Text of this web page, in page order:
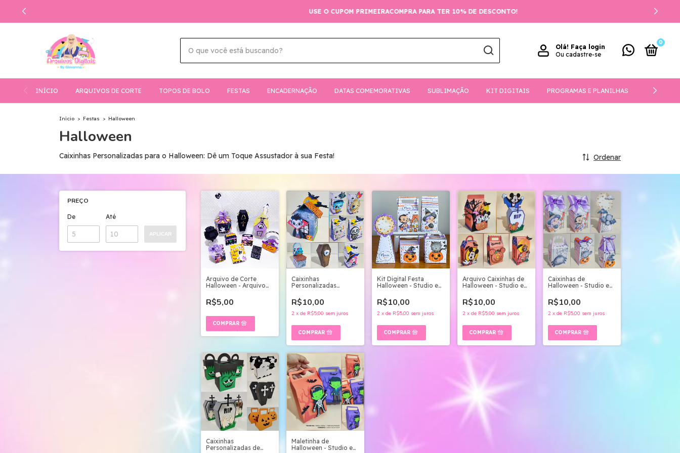
USE O CUPOM PRIMEIRACOMPRA PARA TER 10% DE DESCONTO!
Olá! Faça login
Ou cadastre-se
0
INÍCIO ARQUIVOS DE CORTE TOPOS DE BOLO FESTAS ENCADERNAÇÃO DATAS COMEMORATIVAS SUBLIMAÇÃO KIT DIGITAIS PROGRAMAS E PLANILHAS
Início > Festas > Halloween
Halloween
Caixinhas Personalizadas para o Halloween: Dê um Toque Assustador à sua Festa! Ordenar
PREÇO
De Até
APLICAR
Arquivo de Corte
Halloween - Arquivo
R$5,00
Caixinhas
Personalizadas
pdf
R$10,00
2 x de R$5,00 sem juros
Kit Digital Festa
Halloween - Studio e
R$10,00
2 x de R$5,00 sem juros
Arquivo Caixinhas de
Halloween - Studio e
R$10,00
2 x de R$5,00 sem juros
Caixinhas de
Halloween - Studio e
R$10,00
2 x de R$5,00 sem juros
Caixinhas
Personalizadas de
Maletinha de
Halloween - Studio e